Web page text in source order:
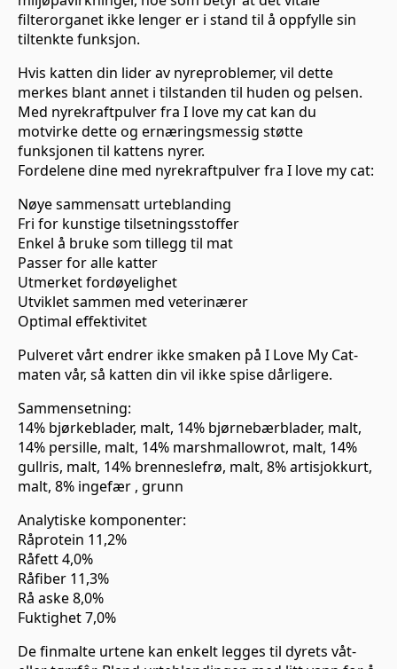
filterorganet ikke lenger er i stand til å oppfylle sin
tiltenkte funksjon.
Hvis katten din lider av nyreproblemer, vil dette
merkes blant annet i tilstanden til huden og pelsen.
Med nyrekraftpulver fra I love my cat kan du
motvirke dette og ernæringsmessig støtte
funksjonen til kattens nyrer.
Fordelene dine med nyrekraftpulver fra I love my cat:
Nøye sammensatt urteblanding
Fri for kunstige tilsetningsstoffer
Enkel å bruke som tillegg til mat
Passer for alle katter
Utmerket fordøyelighet
Utviklet sammen med veterinærer
Optimal effektivitet
Pulveret vårt endrer ikke smaken på I Love My Cat-
maten vår, så katten din vil ikke spise dårligere.
Sammensetning:
14% bjørkeblader, malt, 14% bjørnebærblader, malt,
14% persille, malt, 14% marshmallowrot, malt, 14%
gullris, malt, 14% brenneslefrø, malt, 8% artisjokkurt,
malt, 8% ingefær , grunn
Analytiske komponenter:
Råprotein 11,2%
Råfett 4,0%
Råfiber 11,3%
Rå aske 8,0%
Fuktighet 7,0%
De finmalte urtene kan enkelt legges til dyrets våt-